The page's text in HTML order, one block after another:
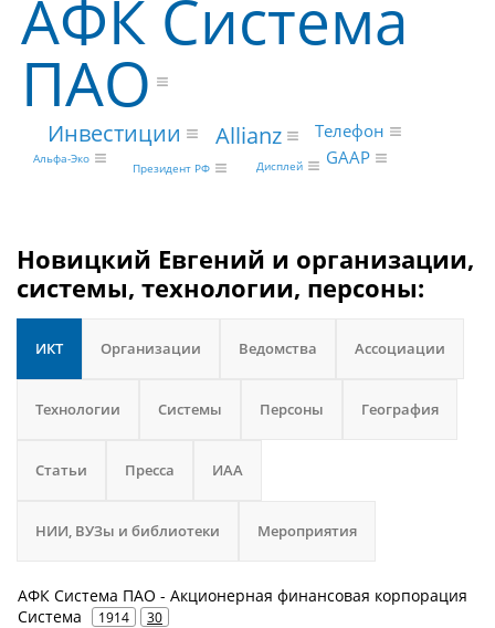
АФК Система
ПАО
Инвестиции Allianz
Телефон
GAAP
Альфа-Эко
Президент РФ Дисплей
Новицкий Евгений и организации,
системы, технологии, персоны:
ИКТ Организации Ведомства Ассоциации
Технологии Системы Персоны География
Статьи Пресса ИАА
НИИ, ВУЗы и библиотеки Мероприятия
АФК Система ПАО - Акционерная финансовая корпорация
Система
1914 30